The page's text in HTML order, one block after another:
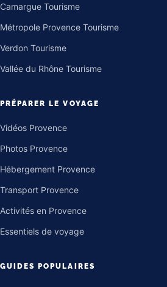
Camargue Tourisme
Métropole Provence Tourisme
Verdon Tourisme
Vallée du Rhône Tourisme
PRÉPARER LE VOYAGE
Vidéos Provence
Photos Provence
Hébergement Provence
Transport Provence
Activités en Provence
Essentiels de voyage
GUIDES POPULAIRES